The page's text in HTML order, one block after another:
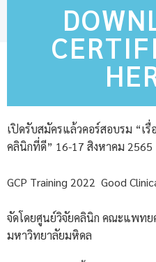
เปิดรับสมัครแล้วคอร์สอบรม “เ
คลินิกที่ดี” 16-17 สิงหาคม 2565
GCP Training 2022 Good
จัดโดยศูนย์วิจัยคลินิก คณะแพทย
มหาวิทยาลัยมหิดล